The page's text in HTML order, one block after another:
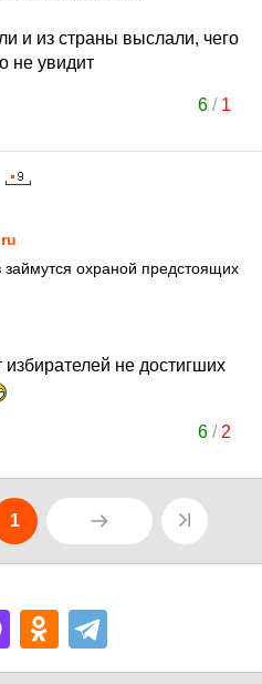
и из страны выслали, чего
не увидит
6/ 1
охраной предстоящих
не достигших
6/ 2
1